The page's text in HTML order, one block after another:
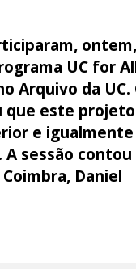
UC for
Arquivo da UC.
que este projeto
e
sessão contou
Daniel